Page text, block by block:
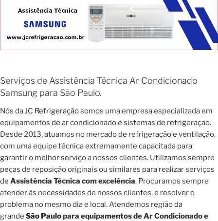
Serviços de Assistência Técnica Ar Condicionado
Samsung para São Paulo.
Nós daJC Refrigeraçãosomos uma empresa especializada em
equipamentos de ar condicionado e sistemas de refrigeração.
Desde 2013, atuamos no mercado de refrigeração e ventilação,
com uma equipe técnica extremamente capacitada para
garantir o melhor serviço a nossos clientes. Utilizamos sempre
peças de reposição originais ou similares para realizar serviços
de Assistência Técnica com excelência. Procuramos sempre
atender às necessidades de nossos clientes, e resolver o
problema no mesmo dia e local. Atendemos região da
grande São Paulopara equipamentos de Ar Condicionado e